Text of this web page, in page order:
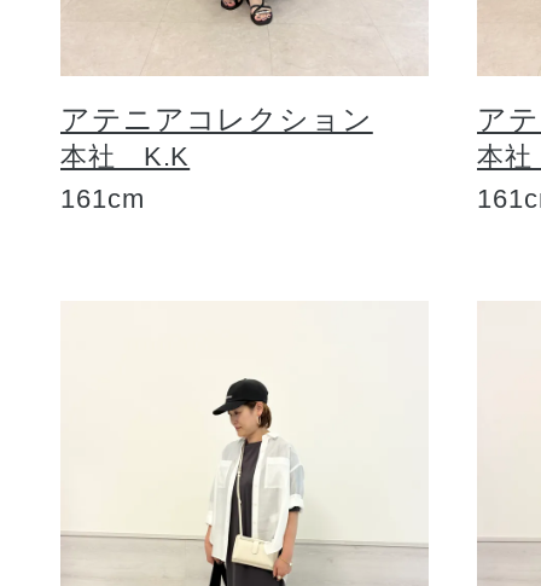
アテニアコレクション
本社 K.K
161cm
ア
本